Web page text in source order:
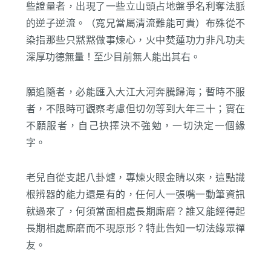
些證量者，出現了一些立山頭占地盤爭名利奪法脈
的逆子逆流。（寬兄當屬清流難能可貴）布殊從不
染指那些只黙黙做事煉心，火中焚蓮功力非凡功夫
深厚功德無量！至少目前無人能出其右。
願追隨者，必能匯入大江大河奔騰歸海；暫時不服
者，不限時可觀察考慮但切勿等到大年三十；實在
不願服者，自己抉擇決不強勉，一切決定一個緣
字。
老兒自從支起八卦爐，專煉火眼金睛以來，這點識
根辨器的能力還是有的，任何人一張嘴一動筆資訊
就過來了，何須當面相處長期廝磨？誰又能經得起
長期相處廝磨而不現原形？特此告知一切法緣眾禪
友。